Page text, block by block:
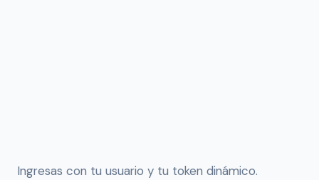
Ingresas con tu usuario y tu token dinámico.